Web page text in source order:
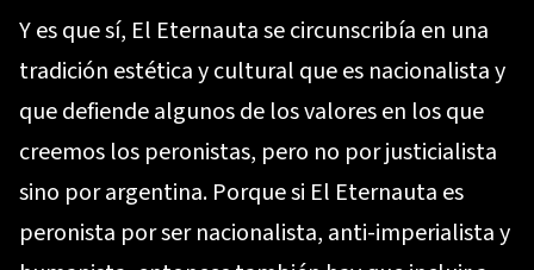
Y es que sí, El Eternauta se circunscribía en una
tradición estética y cultural que es nacionalista y
que defiende algunos de los valores en los que
creemos los peronistas, pero no por justicialista
sino por argentina. Porque si El Eternauta es
peronista por ser nacionalista, anti-imperialista y